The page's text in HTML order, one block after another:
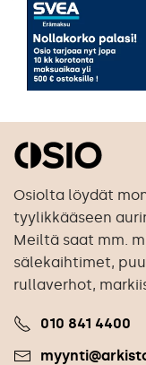
Osiolta löydät
tyylikkääseen
Meiltä saat mm.
sälekaihtimet,
rullaverhot,
010 841 4400